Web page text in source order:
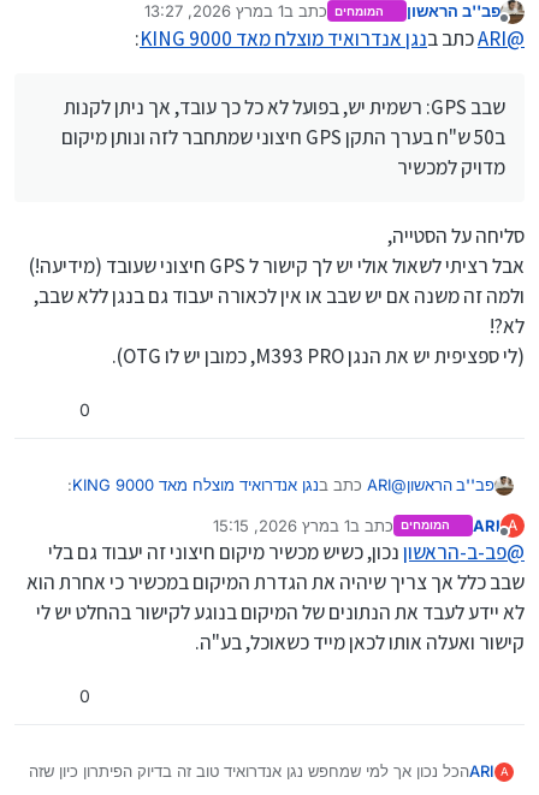
שם הדגם (לחיפוש באלי אקספרס): SERVO KING 9000.
סוללה: מחזיק לפחות 5 שעות (תלוי למה משתמשים).
הקיימת בפורום מתמחים טופ).
ניתן להכשרה ע"י קיידרואיד (עיין במתמחים טופ).
זיכרון ראם: 2 ג’יגה.
קטן מאד (בערך 8 ס"מ על 4 ס"מ).
הגיע מאד מהר (תוך 8 ימים).
מחיר: בערך 130 ש"ח.
למכשיר, מניסיון עובד היטב (מי שמתעסק בנגני אנדרואיד יודע שזו
אנדרואיד בכזה גודל ומחיר עם חיבור לGPS, בדקתי היטב את
מנותק
פב''ב הראשון המומחים כתב ב1 במרץ 2026, 13:27
נערך לאחרונה על ידי
@
ARIכתב בנגן אנדרואיד מוצלח מאד KING 9000 :
שבב GPS: רשמית יש, בפועל לא כל כך עובד, אך ניתן לקנות
ב50 ש"ח בערך התקן GPS חיצוני שמתחבר לזה ונותן מיקום
מדויק למכשיר
סליחה על הסטייה,
אבל רציתי לשאול אולי יש לך קישור ל GPS חיצוני שעובד (מידיעה!)
ולמה זה משנה אם יש שבב או אין לכאורה יעבוד גם בנגן ללא שבב,
לא?!
(לי ספציפית יש את הנגן M393 PRO, כמובן יש לו OTG).
0
פב''ב הראשון@
ARI כתב בנגן אנדרואיד מוצלח מאד KING 9000 :
שבב GPS: רשמית יש, בפועל לא כל כך עובד, אך ניתן
לקנות ב50 ש"ח בערך התקן GPS חיצוני שמתחבר
לזה ונותן מיקום מדויק למכשיר
סליחה על הסטייה,
אבל רציתי לשאול אולי יש לך קישור ל GPS חיצוני שעובד
(מידיעה!)
A
מנותק
ARI המומחים כתב ב1 במרץ 2026, 15:15
נערך לאחרונה על ידי
@פב-ב-הראשוןנכון, כשיש מכשיר מיקום חיצוני זה יעבוד גם בלי
שבב כלל אך צריך שיהיה את הגדרת המיקום במכשיר כי אחרת הוא
לא יידע לעבד את הנתונים של המיקום בנוגע לקישור בהחלט יש לי
קישור ואעלה אותו לכאן מייד כשאוכל, בע"ה.
0
A
ARIהכל נכון אך למי שמחפש נגן אנדרואיד טוב זה בדיוק הפיתרון כיון שזה